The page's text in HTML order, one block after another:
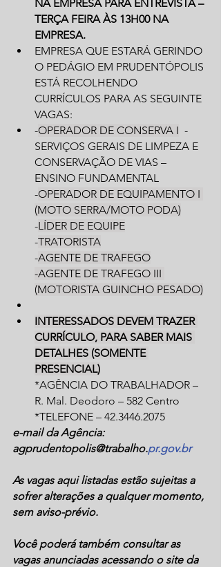
NA EMPRESA PARA ENTREVISTA –
TERÇA FEIRA ÀS 13H00 NA
EMPRESA.
EMPRESA QUE ESTARÁ GERINDO
O PEDÁGIO EM PRUDENTÓPOLIS
ESTÁ RECOLHENDO
CURRÍCULOS PARA AS SEGUINTE
VAGAS:
-OPERADOR DE CONSERVA I
  -
SERVIÇOS GERAIS DE LIMPEZA E
CONSERVAÇÃO DE VIAS –
ENSINO FUNDAMENTAL
-OPERADOR DE EQUIPAMENTO I
(MOTO SERRA/MOTO PODA)
-LÍDER DE EQUIPE
-TRATORISTA
-AGENTE DE TRAFEGO
-AGENTE DE TRAFEGO III
(MOTORISTA GUINCHO PESADO)
INTERESSADOS DEVEM TRAZER
CURRÍCULO, PARA SABER MAIS
DETALHES (SOMENTE
PRESENCIAL)
*AGÊNCIA DO TRABALHADOR –
R. Mal. Deodoro – 582 Centro
*TELEFONE – 42.3446.2075
e-mail da Agência:
agprudentopolis@trabalho.pr.gov.br
As vagas aqui listadas estão sujeitas a
sofrer alterações a qualquer momento,
sem aviso-prévio.
Você poderá também consultar as
vagas anunciadas acessando o site da